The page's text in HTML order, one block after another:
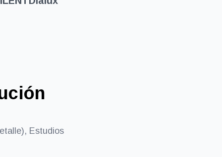
Estudios